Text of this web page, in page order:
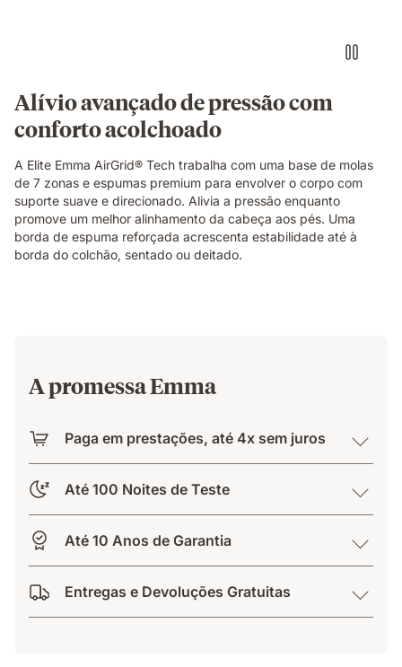
grid
foam
layer
of
the
Emma
Original
Elite
mattress,
demonstrating
Alívio avançado de pressão com
conforto acolchoado
A Elite Emma AirGrid® Tech trabalha com uma base de molas
de 7 zonas e espumas premium para envolver o corpo com
suporte suave e direcionado. Alivia a pressão enquanto
promove um melhor alinhamento da cabeça aos pés. Uma
borda de espuma reforçada acrescenta estabilidade até à
borda do colchão, sentado ou deitado.
A promessa Emma
Paga em prestações, até 4x sem juros
Até 100 Noites de Teste
Até 10 Anos de Garantia
Entregas e Devoluções Gratuitas